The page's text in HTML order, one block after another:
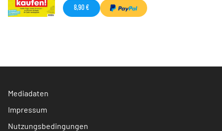
8,90 €
Mediadaten
Impressum
Nutzungsbedingungen